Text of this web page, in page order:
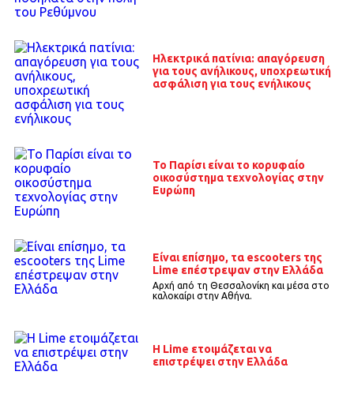
Ηλεκτρικά πατίνια: απαγόρευση
για τους ανήλικους, υποχρεωτική
ασφάλιση για τους ενήλικους
To Παρίσι είναι το κορυφαίο
οικοσύστημα τεχνολογίας στην
Ευρώπη
Είναι επίσημο, τα escooters της
Lime επέστρεψαν στην Ελλάδα
Αρχή από τη Θεσσαλονίκη και μέσα στο
καλοκαίρι στην Αθήνα.
H Lime ετοιμάζεται να
επιστρέψει στην Ελλάδα